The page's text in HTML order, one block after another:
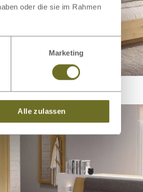
oder die sie im Rahmen
Marketing
Alle zulassen